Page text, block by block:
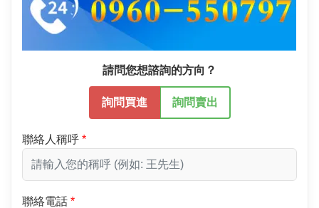
請問您想諮詢的方向？
詢問買進 詢問賣出
聯絡人稱呼
聯絡電話